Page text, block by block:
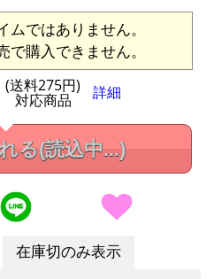
ではありません。
購入できません。
(送料275円)
対応商品 詳細
る(読込中...)
在庫切のみ表示